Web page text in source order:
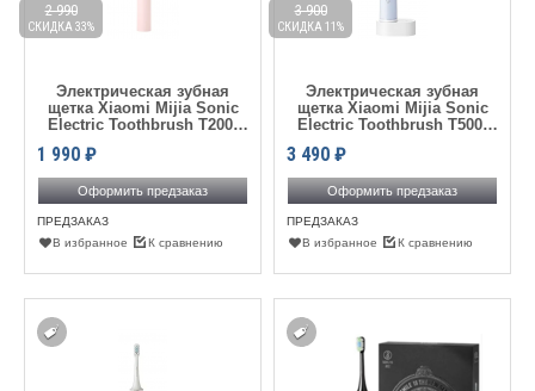
Электрическая зубная
щетка Xiaomi Mijia Sonic
Electric Toothbrush T200,
1 990 ₽
2 990
СКИДКА 33%
Оформить предзаказ
ПРЕДЗАКАЗ
В избранное
К сравнению
Электрическая зубная
щетка Xiaomi Mijia Sonic
Electric Toothbrush T500,
3 490 ₽
3 900
СКИДКА 11%
Оформить предзаказ
ПРЕДЗАКАЗ
В избранное
К сравнению